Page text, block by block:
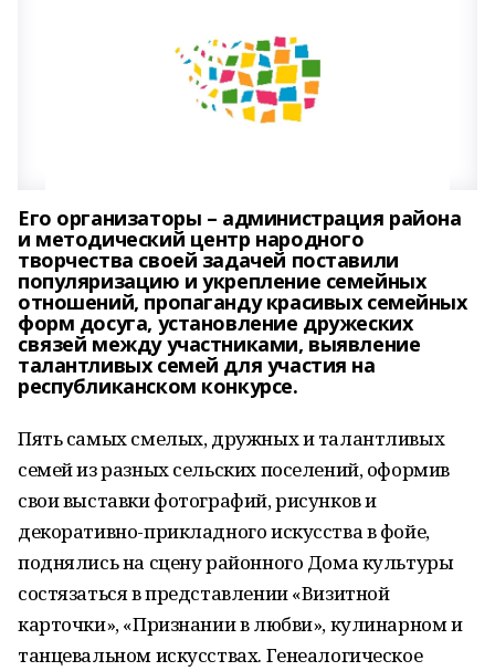
Его организаторы – администрация района
и методический центр народного
творчества своей задачей поставили
популяризацию и укрепление семейных
отношений, пропаганду красивых семейных
форм досуга, установление дружеских
связей между участниками, выявление
талантливых семей для участия на
республиканском конкурсе.
Пять самых смелых, дружных и талантливых
семей из разных сельских поселений, оформив
свои выставки фотографий, рисунков и
декоративно-прикладного искусства в фойе,
поднялись на сцену районного Дома культуры
состязаться в представлении «Визитной
карточки», «Признании в любви», кулинарном и
танцевальном искусствах. Генеалогическое